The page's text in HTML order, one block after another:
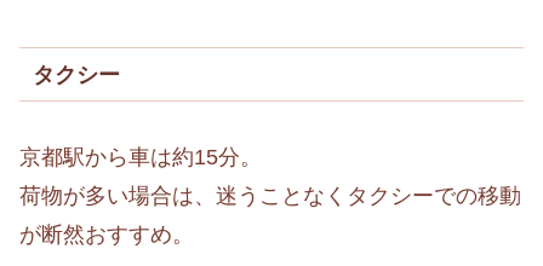
タクシー
京都駅から車は約15分。
荷物が多い場合は、迷うことなくタクシーでの移動
が断然おすすめ。